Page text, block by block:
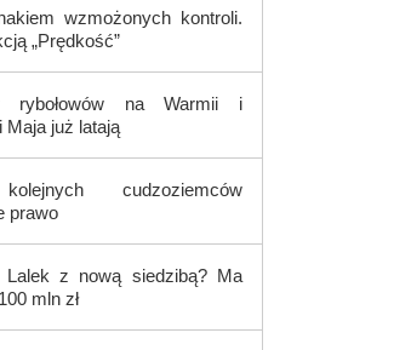
wzmożonych kontroli.
„Prędkość”
rybołowów na Warmii i
Maja już latają
cudzoziemców
prawo
Lalek z nową siedzibą? Ma
mln zł